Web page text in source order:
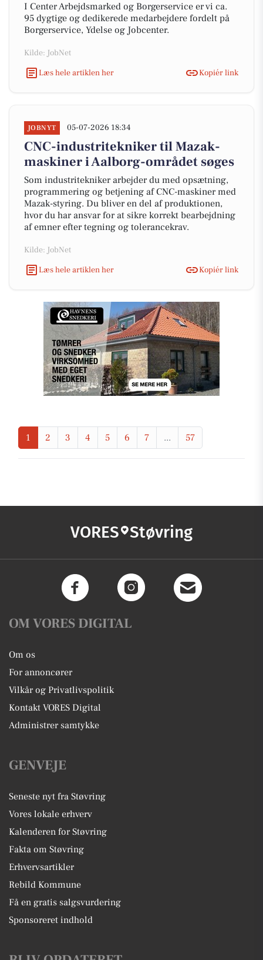
I Center Arbejdsmarked og Borgerservice er vi ca.
95 dygtige og dedikerede medarbejdere fordelt på
Borgerservice, Ydelse og Jobcenter.
Kilde: JobNet
Læs hele artiklen her
Kopiér link
JOBNYT 05-07-2026 18:34
CNC-industritekniker til Mazak-
maskiner i Aalborg-området søges
Som industritekniker arbejder du med opsætning,
programmering og betjening af CNC-maskiner med
Mazak-styring. Du bliver en del af produktionen,
hvor du har ansvar for at sikre korrekt bearbejdning
af emner efter tegning og tolerancekrav.
Kilde: JobNet
Læs hele artiklen her
Kopiér link
1 2 3 4 5 6 7 ... 57
VORES Støvring
OM VORES DIGITAL
Om os
For annoncører
Vilkår og Privatlivspolitik
Kontakt VORES Digital
Administrer samtykke
GENVEJE
Seneste nyt fra Støvring
Vores lokale erhverv
Kalenderen for Støvring
Fakta om Støvring
Erhvervsartikler
Rebild Kommune
Få en gratis salgsvurdering
Sponsoreret indhold